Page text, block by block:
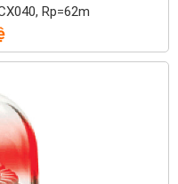
Rp=62m